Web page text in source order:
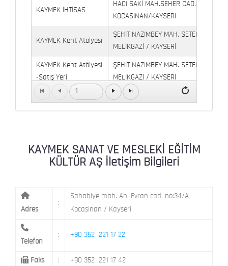
KAYMEK İHTİSAS
HACI SAKİ MAH.SEHER CAD.(6009
KOCASİNAN/KAYSERİ
KAYMEK Kent Atölyesi
ŞEHİT NAZIMBEY MAH. SETENÖNÜ
MELİKGAZİ / KAYSERİ
KAYMEK Kent Atölyesi
-Satış Yeri
ŞEHİT NAZIMBEY MAH. SETENÖNÜ
MELİKGAZİ / KAYSERİ
Kaymek Köşk Sosyal
Köşk Mahallesi, Orgeneral Eşref Bitlis
KAYMEK SÜMER MEVLANA MAH. 8. CAD. NO: 28
1
KAYMEK SANAT VE MESLEKİ EĞİTİM
KÜLTÜR AŞ İletişim Bilgileri
Adres
:
Sahabiye mah. Ahi Evran cad. no:34/A
Kocasinan / Kayseri
Telefon
: +90 352 221 17 22
Faks : +90 352 221 17 42